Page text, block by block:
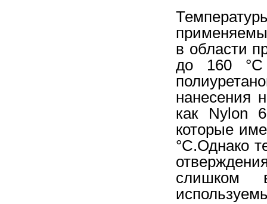
в области
до 160 °С
нанесения
как Nylon
которые
°С.Однако
слишком